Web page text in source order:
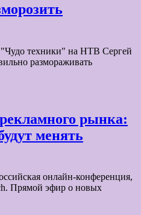
техники" на НТВ Сергей
размораживать
рынка:
менять
онлайн-конференция,
Прямой эфир о новых